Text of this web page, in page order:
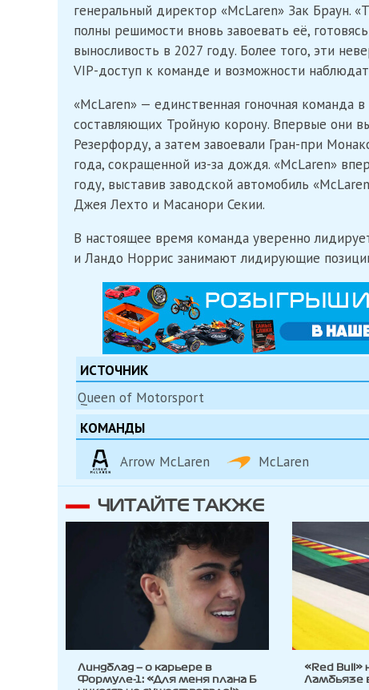
генеральный директор «McLaren» Зак Браун.
полны решимости вновь завоевать её,
выносливость в 2027 году. Более того, эти
VIP-доступ к команде и возможности
«McLaren» — единственная гоночная команда
составляющих Тройную корону. Впервые они
Резерфорду, а затем завоевали Гран-при
года, сокращенной из-за дождя. «McLaren»
году, выставив заводской автомобиль
Джея Лехто и Масанори Секии.
В настоящее время команда уверенно
и Ландо Норрис занимают лидирующие
ИСТОЧНИК
Queen of Motorsport
КОМАНДЫ
Arrow McLaren
McLaren
ЧИТАЙТЕ ТАКЖЕ
Линдблад — о карьере в
Формуле-1: «Для меня плана Б
«Red Bull»
Ламбьязе